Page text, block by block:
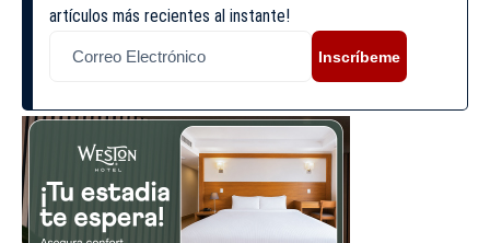
artículos más recientes al instante!
Inscríbeme